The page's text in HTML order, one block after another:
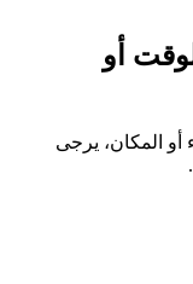
أو
أو المكان، يرجى